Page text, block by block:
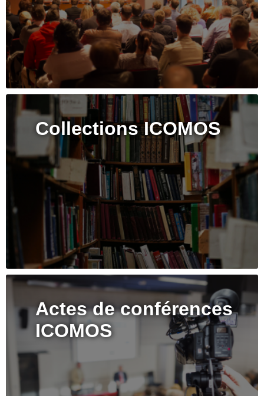
Collections ICOMOS
Actes de conférences
ICOMOS